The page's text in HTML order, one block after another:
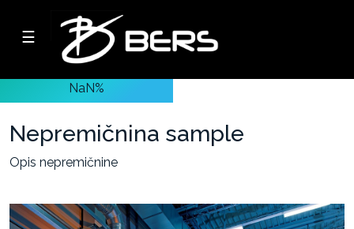
☰
Podjetje
Oddaja
nepremičnin
Poslovni
prostori
NaN%
Nepremičnina sample
Opis nepremičnine